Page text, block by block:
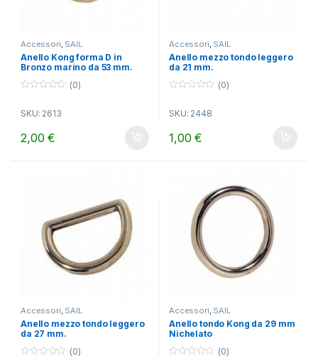
Accessori, SAIL
Anello Kong forma D in
Bronzo marino da 53 mm.
u
f
(0)
SKU: 2613
2,00€
Accessori, SAIL
Anello mezzo tondo leggero
da 21 mm.
u
f
(0)
SKU: 2448
1,00€
Accessori, SAIL
Anello mezzo tondo leggero
da 27 mm.
(0)
Accessori, SAIL
Anello tondo Kong da 29 mm
Nichelato
(0)